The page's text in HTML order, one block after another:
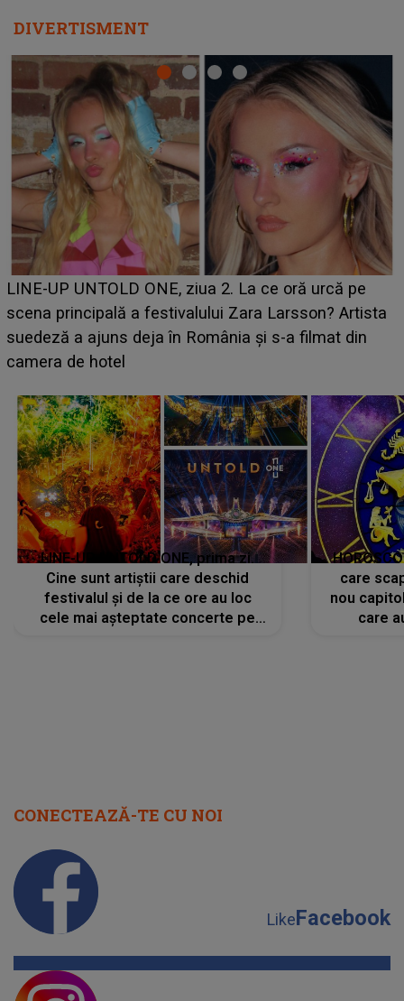
DIVERTISMENT
Ce a dezvăluit noua concurentă din "Casa Iubirii" l-a
luat prin surprindere pe Emanuel. CINE ESTE
BĂIATUL VIZAT de Alexandra?! Aflându-se în fața
faptului împlinit, A RECUNOSCUT IMEDIAT: "Am
LINE-UP UNTOLD ONE, prima zi.
Cine sunt artiștii care deschid
festivalul și de la ce ore au loc
cele mai așteptate concerte pe
care
nou
care
CONECTEAZĂ-TE CU NOI
LikeFacebook